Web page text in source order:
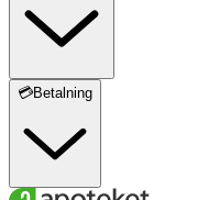
💳Betalning